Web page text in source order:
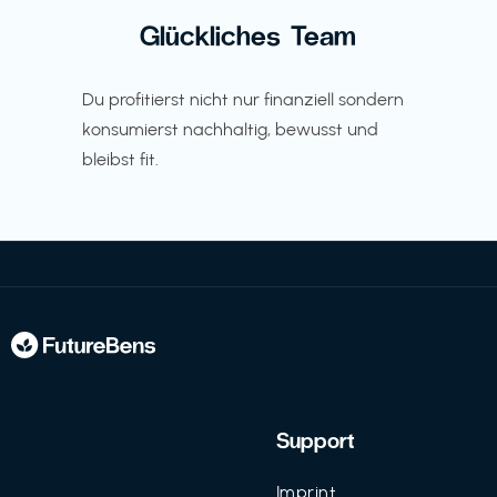
Glückliches Team
Du profitierst nicht nur finanziell sondern
konsumierst nachhaltig, bewusst und
bleibst fit.
Support
Imprint